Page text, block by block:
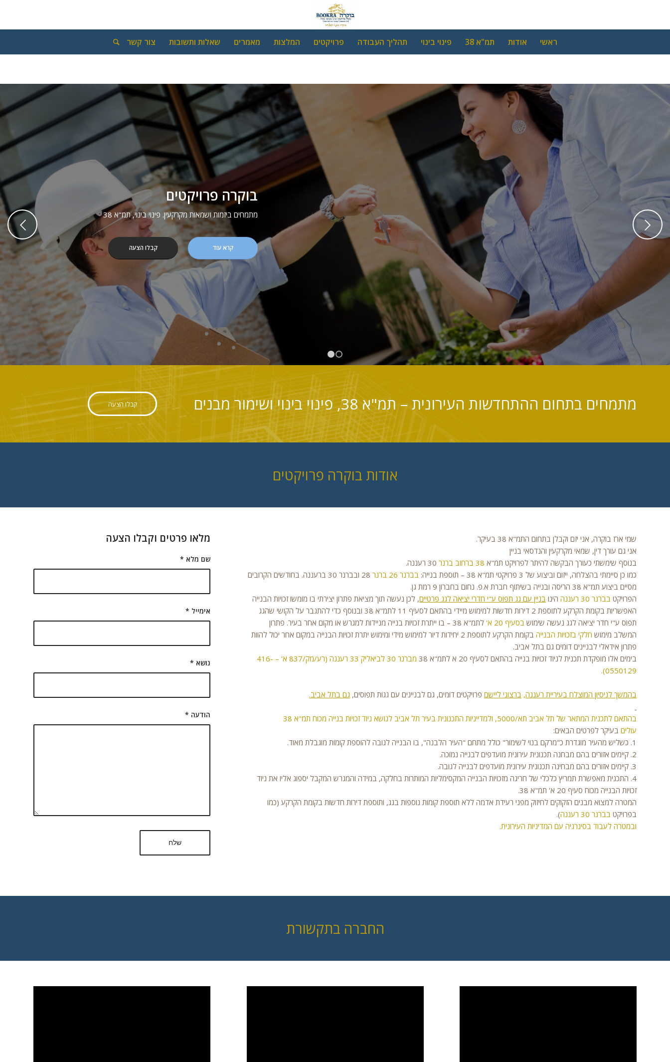
ראשי אודות תמ"א 38 פינוי בינוי תהליך העבודה פרויקטים המלצות מאמרים שאלות ותשובות צור קשר
בוקרה פרויקטים
מתמחים ביזמות ושמאות מקרקעין. פינוי בינוי, תמ"א 38
קראו עוד קבלו הצעה
Previous
1 2
מתמחים בתחום ההתחדשות העירונית – תמ"א 38, פינוי בינוי ושימור מבנים קבלו הצעה
אודות בוקרה פרויקטים
שמי ארז בוקרה, אני יזם וקבלן בתחום התמ"א 38 בעיקר.
אני גם עורך דין, שמאי מקרקעין והנדסאי בניין
בנוסף שימשתי כעורך הבקשה להיתר לפרויקט תמ"א 38 ברחוב ברנר
כמו כן סיימתי בהצלחה, ייזום וביצוע של 3 פרויקטי תמ"א 38 – תוספת בנייה:
בברנר 26 ברנר
28 ובברנר 30 ברעננה. בחודשים הקרובים
מסיים ביצוע תמ"א 38 הריסה ובנייה בשיתוף חברת א.פ. נחום בחברון 9 רמת גן.
הפרויקט בברנר 30 רעננה הינו בניין עם גג תפוס ע"י חדרי יציאה לגג פרטיים, לכן נעשה תוך מציאת פתרון יצירתי בו מומשו זכויות הבנייה
האפשריות בקומת הקרקע לתוספת 2 דירות חדשות למימוש מיידי בהתאם לסעיף 11 לתמ"א 38 ובנוסף כדי להתגבר על הקושי שהגג
תפוס ע"י חדר יציאה לגג נעשה שימוש בסעיף 20 א'
לתמ"א 38 – בו ייתרת זכויות בנייה מניידות למגרש או מקום אחר בעיר. פתרון
המשלב מימוש חלקי בזכויות הבנייה
בקומת הקרקע לתוספת 2 יחידות דיור למימוש מידי ומימוש יתרת זכויות הבנייה במקום אחר יכול להוות
פתרון אידאלי לבניינים דומים גם בתל אביב.
בימים אלו מופקדת תכנית לניוד זכויות בנייה בהתאם לסעיף 20 א לתמ"א 38
מברנר 30 לביאליק 33 רעננה (רע/מק/837 א' – 416-
0550129).
בהמשך לניסיון המוצלח בעיריית רעננה, ברצוני ליישם פרויקטים דומים, גם לבניינים עם גגות תפוסים, גם בתל אביב.
בהתאם לתכנית המתאר של תל אביב תא/5000, ולמדייניות התכנונית בעיר תל אביב לנושא ניוד זכויות בנייה מכוח תמ"א 38
עולים בעיקר לפרטים הבאים:
1. כשליש מהעיר מוגדרת כ"מרקם בנוי לשימור" כולל מתחם "העיר הלבנה", בו הבנייה לגובה להוספת קומות מוגבלת מאוד.
2. קיימים אזורים בהם מבחנה תכנונית עירונית מועדפים לבנייה נמוכה.
3. קיימים אזורים בהם מבחינה תכנונית עירונית מועדפים לבנייה לגובה.
4. התכנית מאפשרת תמריץ כלכלי של חריגה מזכויות הבנייה המקסימליות המותרות בחלקה, במידה והמגרש המקבל יספוג אליו את ניוד
זכויות הבנייה מכוח סעיף 20 א' תמ"א 38.
המטרה למצוא מבנים הזקוקים לחיזוק מפני רעידת אדמה ללא תוספת קומות נוספות בגג, ותוספת דירות חדשות בקומת הקרקע (כמו
בפרויקט בברנר 30 רעננה
).
ובמטרה לעבוד בסינרגיה עם המדיניות העירונית.
מלאו פרטים וקבלו הצעה
שם מלא *
אימייל *
נושא *
הודעה *
החברה בתקשורת